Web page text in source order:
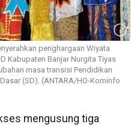
penghargaan Wiyata
Kabupaten Banjar Nurgita Tiyas
masa transisi Pendidikan
(SD). (ANTARA/HO-Kominfo
mengusung tiga